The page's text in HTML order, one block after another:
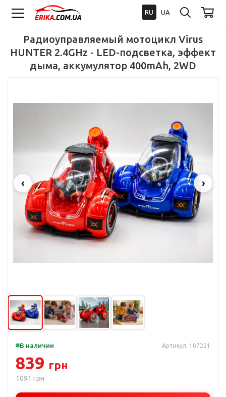
RU UA
Радиоуправляемый мотоцикл Virus
HUNTER 2.4GHz - LED-подсветка, эффект
дыма, аккумулятор 400mAh, 2WD
‹ ›
В наличии Артикул: 107221
839 грн
1091грн